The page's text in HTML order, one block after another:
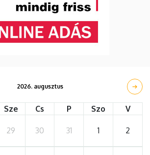
2026. augusztus
Sze Cs P Szo V
29 30 31 1 2